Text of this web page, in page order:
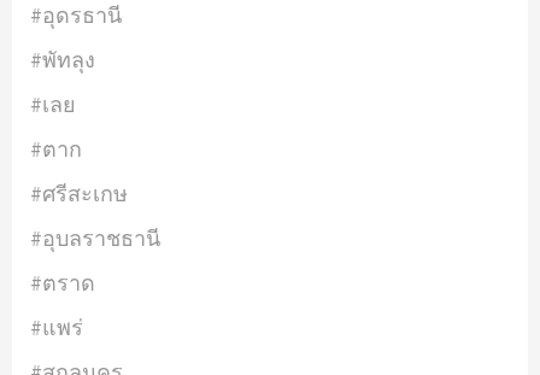
#อุดรธานี
#พัทลุง
#เลย
#ตาก
#ศรีสะเกษ
#อุบลราชธานี
#ตราด
#แพร่